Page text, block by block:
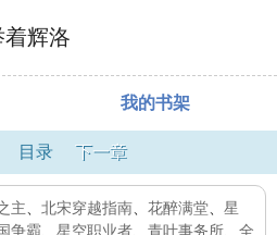
辉洛
我的书架
目录 下一章
主 北宋穿越指南 花醉满堂
星
争霸 星空职业者 青叶事务所 全